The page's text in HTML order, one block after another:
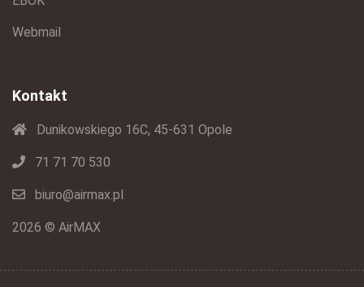
Webmail
Kontakt
Dunikowskiego 16C, 45-631 Opole
71 71 70 530
biuro@airmax.pl
2026 © AirMAX